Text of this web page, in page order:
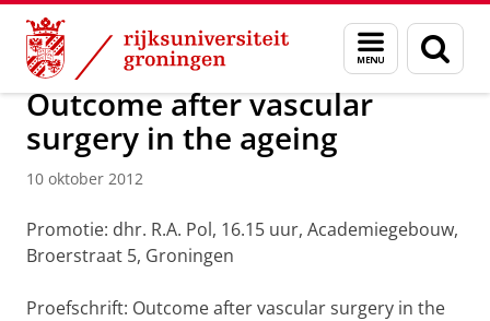
Skip
Content
Skip
Navigation
Menu
en
zoeken
Over ons Actueel Nieuws Nieuwsberichten
Outcome after vascular
surgery in the ageing
10 oktober 2012
Promotie: dhr. R.A. Pol, 16.15 uur, Academiegebouw,
Broerstraat 5, Groningen
Proefschrift: Outcome after vascular surgery in the